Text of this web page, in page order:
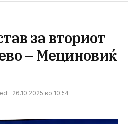
за вториот
– Мециновиќ
26.10.2025 во 10:54